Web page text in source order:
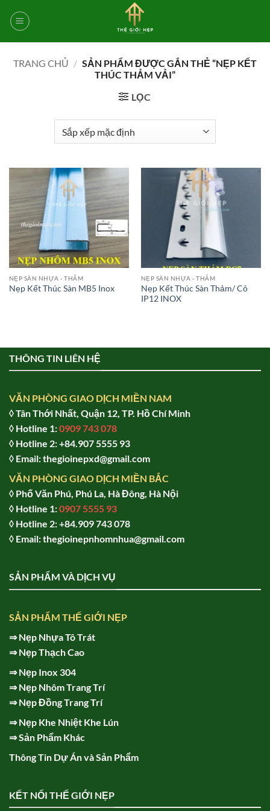
qua
TRANG CHỦ / SẢN PHẨM ĐƯỢC GẮN THẺ “NẸP KẾT
THÚC THẢM VẢI”
LỌC
NẸP SÀN NHỰA - THẢM
Nẹp Kết Thúc Sàn MB5 Inox
NẸP SÀN NHỰA - THẢM
Nẹp Kết Thúc Sàn Thảm/ Cỏ
IP12 INOX
THÔNG TIN LIÊN HỆ
VĂN PHÒNG GIAO DỊCH MIỀN NAM
◊ Tân Thới Nhất, Quận 12, TP. Hồ Chí Minh
◊ Hotline 1:0909 743 078
◊ Hotline 2: +84.907 5555 93
◊ Email: thegioinepxd@gmail.com
VĂN PHÒNG GIAO DỊCH MIỀN BẮC
◊ Phố Văn Phú, Phú La, Hà Đông, Hà Nội
◊ Hotline 1:0907 5555 93
◊ Hotline 2:+84.909 743 078
◊ Email: thegioinepnhomnhua@gmail.com
SẢN PHẨM VÀ DỊCH VỤ
SẢN PHẨM THẾ GIỚI NẸP
⇒Nẹp Nhựa Tô Trát
⇒Nẹp Thạch Cao
⇒Nẹp Inox 304
⇒Nẹp Nhôm Trang Trí
⇒Nẹp Đồng Trang Trí
⇒Nẹp Khe Nhiệt Khe Lún
⇒Sản Phẩm Khác
Thông Tin Dự Án và Sản Phẩm
KẾT NỐI THẾ GIỚI NẸP